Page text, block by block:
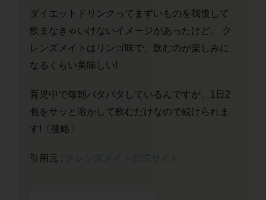
ダイエットドリンクってまずいものを我慢して
飲まなきゃいけないイメージがあったけど、 ク
レンズメイトはリンゴ味で、飲むのが楽しみに
なるくらい美味しい!
育児中で毎朝バタバタしているんですが、1日2
包をサッと溶かして飲むだけなので続けられま
す!〔後略〕
引用元 : クレンズメイト公式サイト